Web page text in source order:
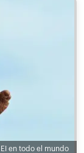
en todo el mundo